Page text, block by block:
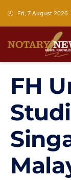
Fri, 7 August 2026
FH